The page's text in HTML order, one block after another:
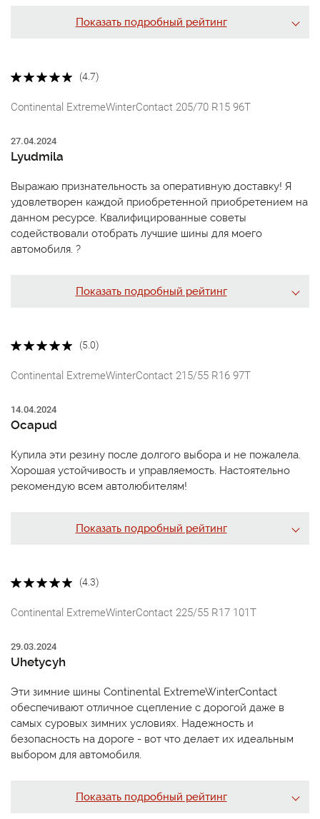
Показать подробный рейтинг
(4.7)
Continental ExtremeWinterContact 205/70 R15 96T
27.04.2024
Lyudmila
Выражаю признательность за оперативную доставку! Я
удовлетворен каждой приобретенной приобретением на
данном ресурсе. Квалифицированные советы
содействовали отобрать лучшие шины для моего
автомобиля. ?
Показать подробный рейтинг
(5.0)
Continental ExtremeWinterContact 215/55 R16 97T
14.04.2024
Ocapud
Купила эти резину после долгого выбора и не пожалела.
Хорошая устойчивость и управляемость. Настоятельно
рекомендую всем автолюбителям!
Показать подробный рейтинг
(4.3)
Continental ExtremeWinterContact 225/55 R17 101T
29.03.2024
Uhetycyh
Эти зимние шины Continental ExtremeWinterContact
обеспечивают отличное сцепление с дорогой даже в
самых суровых зимних условиях. Надежность и
безопасность на дороге - вот что делает их идеальным
выбором для автомобиля.
Показать подробный рейтинг